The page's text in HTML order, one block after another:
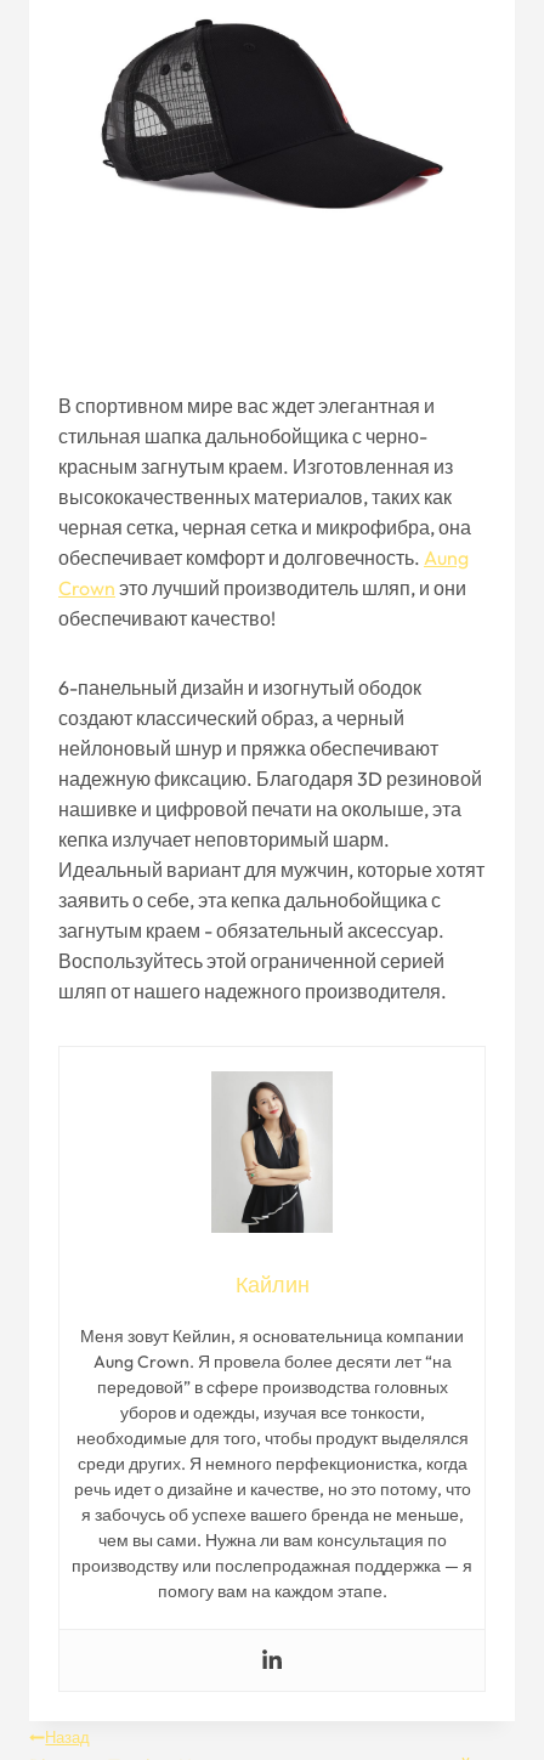
В спортивном мире вас ждет элегантная и
стильная шапка дальнобойщика с черно-
красным загнутым краем. Изготовленная из
высококачественных материалов, таких как
черная сетка, черная сетка и микрофибра, она
обеспечивает комфорт и долговечность. Aung
Crown это лучший производитель шляп, и они
обеспечивают качество!
6-панельный дизайн и изогнутый ободок
создают классический образ, а черный
нейлоновый шнур и пряжка обеспечивают
надежную фиксацию. Благодаря 3D резиновой
нашивке и цифровой печати на околыше, эта
кепка излучает неповторимый шарм.
Идеальный вариант для мужчин, которые хотят
заявить о себе, эта кепка дальнобойщика с
загнутым краем - обязательный аксессуар.
Воспользуйтесь этой ограниченной серией
шляп от нашего надежного производителя.
Кайлин
Меня зовут Кейлин, я основательница компании
Aung Crown. Я провела более десяти лет “на
передовой” в сфере производства головных
уборов и одежды, изучая все тонкости,
необходимые для того, чтобы продукт выделялся
среди других. Я немного перфекционистка, когда
речь идет о дизайне и качестве, но это потому, что
я забочусь об успехе вашего бренда не меньше,
чем вы сами. Нужна ли вам консультация по
производству или послепродажная поддержка — я
помогу вам на каждом этапе.
Навигация
Назад